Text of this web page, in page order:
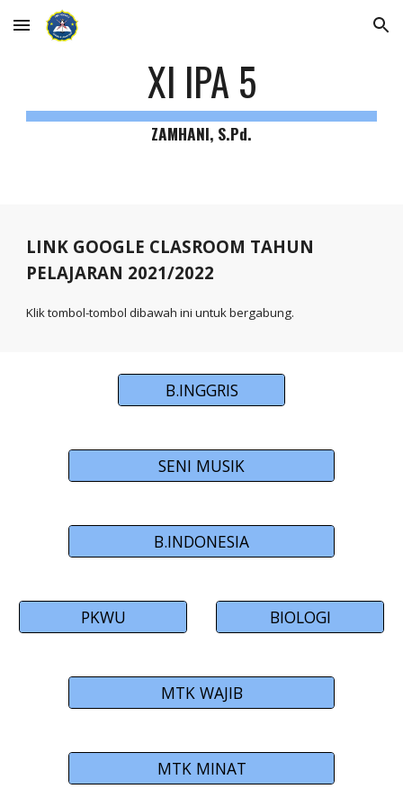
Skip to main content Skip to navigation
XI IPA 5
ZAMHANI, S.Pd.
LINK GOOGLE CLASROOM TAHUN
PELAJARAN 2021/2022
Klik tombol-tombol dibawah ini untuk bergabung.
B.INGGRIS
SENI MUSIK
B.INDONESIA
PKWU BIOLOGI
MTK WAJIB
MTK MINAT